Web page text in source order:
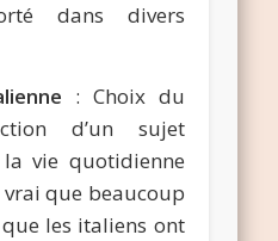
dans divers
: Choix du
d’un sujet
vie quotidienne
que beaucoup
les italiens ont